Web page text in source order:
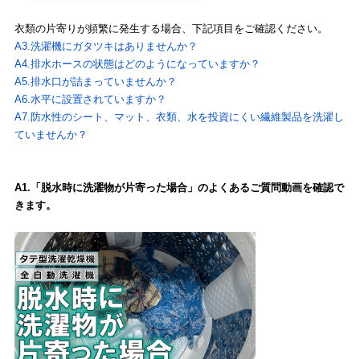
衣類の片寄りが頻繁に発生する場合、下記項目をご確認ください。
A3.洗濯機にガタツキはありませんか？
A4.排水ホースの状態はどのようになっていますか？
A5.排水口が詰まっていませんか？
A6.水平に設置されていますか？
A7.防水性のシート、マット、衣類、水を投資にくい繊維製品を洗濯し
ていませんか？
A1.「脱水時に洗濯物が片寄った場合」のよくあるご質問動画を確認で
きます。